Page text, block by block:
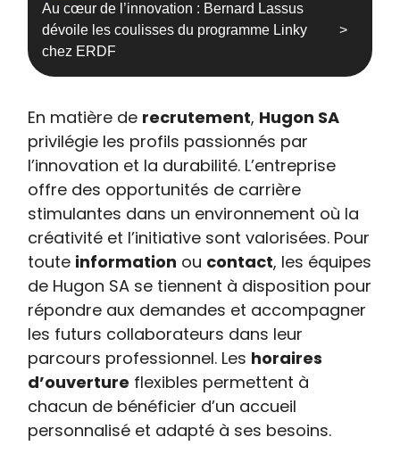
Au cœur de l’innovation : Bernard Lassus
dévoile les coulisses du programme Linky
chez ERDF
En matière de recrutement, Hugon SA
privilégie les profils passionnés par
l’innovation et la durabilité. L’entreprise
offre des opportunités de carrière
stimulantes dans un environnement où la
créativité et l’initiative sont valorisées. Pour
toute information ou contact, les équipes
de Hugon SA se tiennent à disposition pour
répondre aux demandes et accompagner
les futurs collaborateurs dans leur
parcours professionnel. Les horaires
d’ouverture flexibles permettent à
chacun de bénéficier d’un accueil
personnalisé et adapté à ses besoins.